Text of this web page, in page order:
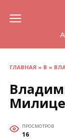
ГЛАВНАЯ » В »
ПРОСМОТРОВ
16